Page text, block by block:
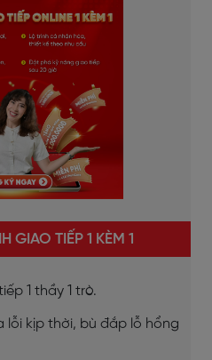
GIAO TIẾP 1 KÈM 1
1 thầy 1 trò.
lỗi kịp thời, bù đắp lỗ hổng